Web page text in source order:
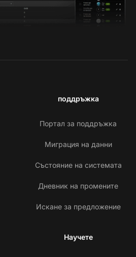
поддръжка
Портал за поддръжка
Миграция на данни
Състояние на системата
Дневник на промените
Искане за предложение
Научете